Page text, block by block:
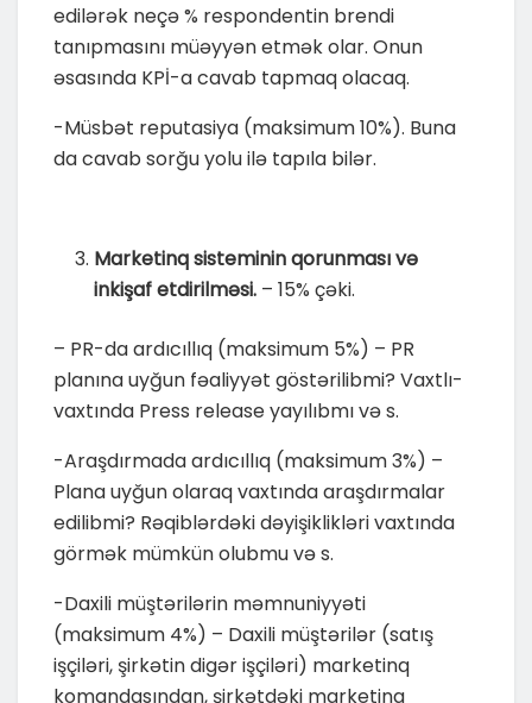
edilərək neçə % respondentin brendi
tanıpmasını müəyyən etmək olar. Onun
əsasında KPİ-a cavab tapmaq olacaq.
-Müsbət reputasiya (maksimum 10%). Buna
da cavab sorğu yolu ilə tapıla bilər.
Marketinq sisteminin qorunması və
inkişaf etdirilməsi. – 15% çəki.
– PR-da ardıcıllıq (maksimum 5%) – PR
planına uyğun fəaliyyət göstərilibmi? Vaxtlı-
vaxtında Press release yayılıbmı və s.
-Araşdırmada ardıcıllıq (maksimum 3%) –
Plana uyğun olaraq vaxtında araşdırmalar
edilibmi? Rəqiblərdəki dəyişiklikləri vaxtında
görmək mümkün olubmu və s.
-Daxili müştərilərin məmnuniyyəti
(maksimum 4%) – Daxili müştərilər (satış
işçiləri, şirkətin digər işçiləri) marketinq
komandasından, şirkətdəki marketinq